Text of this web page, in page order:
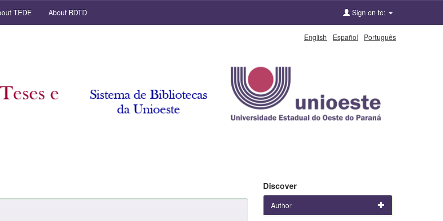
TEDE About BDTD Sign on to:
English Español Português
Discover
Author